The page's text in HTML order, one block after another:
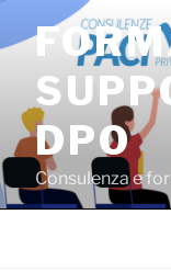
contenuto
DPO
Consulenza e